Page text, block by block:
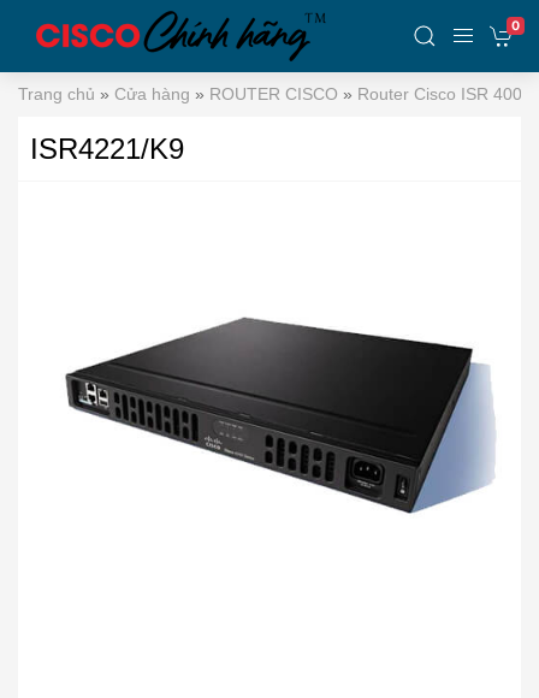
0
Trang chủ » Cửa hàng » ROUTER CISCO » Router Cisco ISR 4000
ISR4221/K9